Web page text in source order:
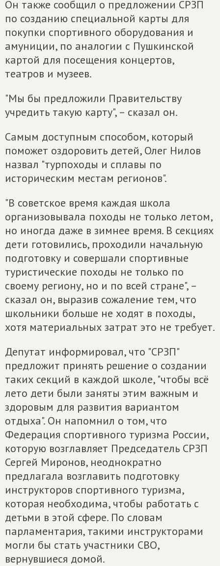
Он также сообщил о предложении СРЗП
по созданию специальной карты для
покупки спортивного оборудования и
амуниции, по аналогии с Пушкинской
картой для посещения концертов,
театров и музеев.
"Мы бы предложили Правительству
учредить такую карту", – сказал он.
Самым доступным способом, который
поможет оздоровить детей, Олег Нилов
назвал "турпоходы и сплавы по
историческим местам регионов".
"В советское время каждая школа
организовывала походы не только летом,
но иногда даже в зимнее время. В секциях
дети готовились, проходили начальную
подготовку и совершали спортивные
туристические походы не только по
своему региону, но и по всей стране", –
сказал он, выразив сожаление тем, что
школьники больше не ходят в походы,
хотя материальных затрат это не требует.
Депутат информировал, что "СРЗП"
предложит принять решение о создании
таких секций в каждой школе, "чтобы всё
лето дети были заняты этим важным и
здоровым для развития вариантом
отдыха". Он напомнил о том, что
Федерация спортивного туризма России,
которую возглавляет Председатель СРЗП
Сергей Миронов, неоднократно
предлагала возглавить подготовку
инструкторов спортивного туризма,
которая необходима, чтобы работать с
детьми в этой сфере. По словам
парламентария, такими инструкторами
могли бы стать участники СВО,
вернувшиеся домой.